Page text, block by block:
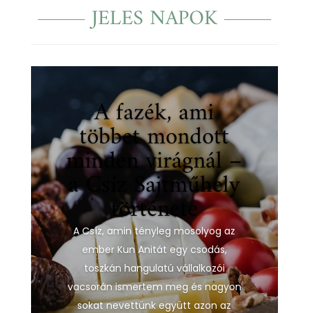
JELES NAPOK
A fazék, ami
többet mondott
minden virágnál –
a Csíz Sajtműhely
története
A Csíz, amin tényleg mosolyog az
ember Kun Anitát egy csodás,
toszkán hangulatú vállalkozói
vacsorán ismertem meg és nagyon
sokat nevettünk együtt azon az